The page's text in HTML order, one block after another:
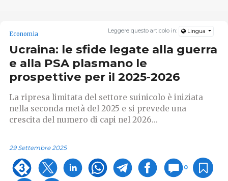
Leggere questo articolo in: Lingua
Economia
Ucraina: le sfide legate alla guerra
e alla PSA plasmano le
prospettive per il 2025-2026
La ripresa limitata del settore suinicolo è iniziata
nella seconda metà del 2025 e si prevede una
crescita del numero di capi nel 2026...
29 Settembre 2025
0